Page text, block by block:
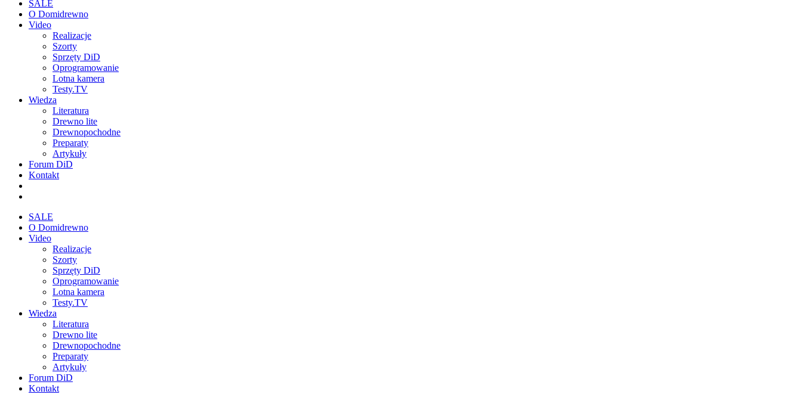
SALE
O Domidrewno
Video
Realizacje
Szorty
Sprzęty DiD
Oprogramowanie
Lotna kamera
Testy.TV
Wiedza
Literatura
Drewno lite
Drewnopochodne
Preparaty
Artykuły
Forum DiD
Kontakt
SALE
O Domidrewno
Video
Realizacje
Szorty
Sprzęty DiD
Oprogramowanie
Lotna kamera
Testy.TV
Wiedza
Literatura
Drewno lite
Drewnopochodne
Preparaty
Artykuły
Forum DiD
Kontakt